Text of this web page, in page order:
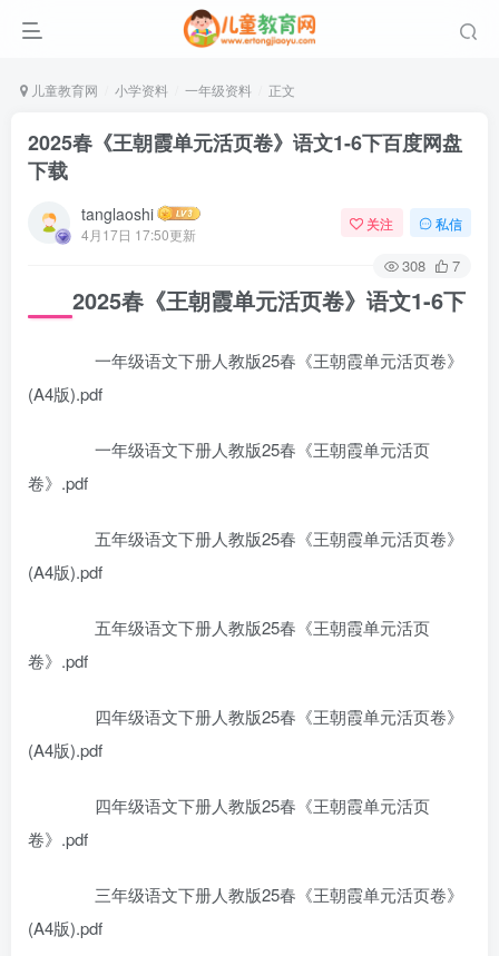
儿童教育网 小学资料 一年级资料 正文
2025春《王朝霞单元活页卷》语文1-6下百度网盘
下载
tanglaoshi
4月17日 17:50更新
关注 私信
308 7
2025春《王朝霞单元活页卷》语文1-6下
一年级语文下册人教版25春《王朝霞单元活页卷》
(A4版).pdf
一年级语文下册人教版25春《王朝霞单元活页
卷》.pdf
五年级语文下册人教版25春《王朝霞单元活页卷》
(A4版).pdf
五年级语文下册人教版25春《王朝霞单元活页
卷》.pdf
四年级语文下册人教版25春《王朝霞单元活页卷》
(A4版).pdf
四年级语文下册人教版25春《王朝霞单元活页
卷》.pdf
三年级语文下册人教版25春《王朝霞单元活页卷》
(A4版).pdf